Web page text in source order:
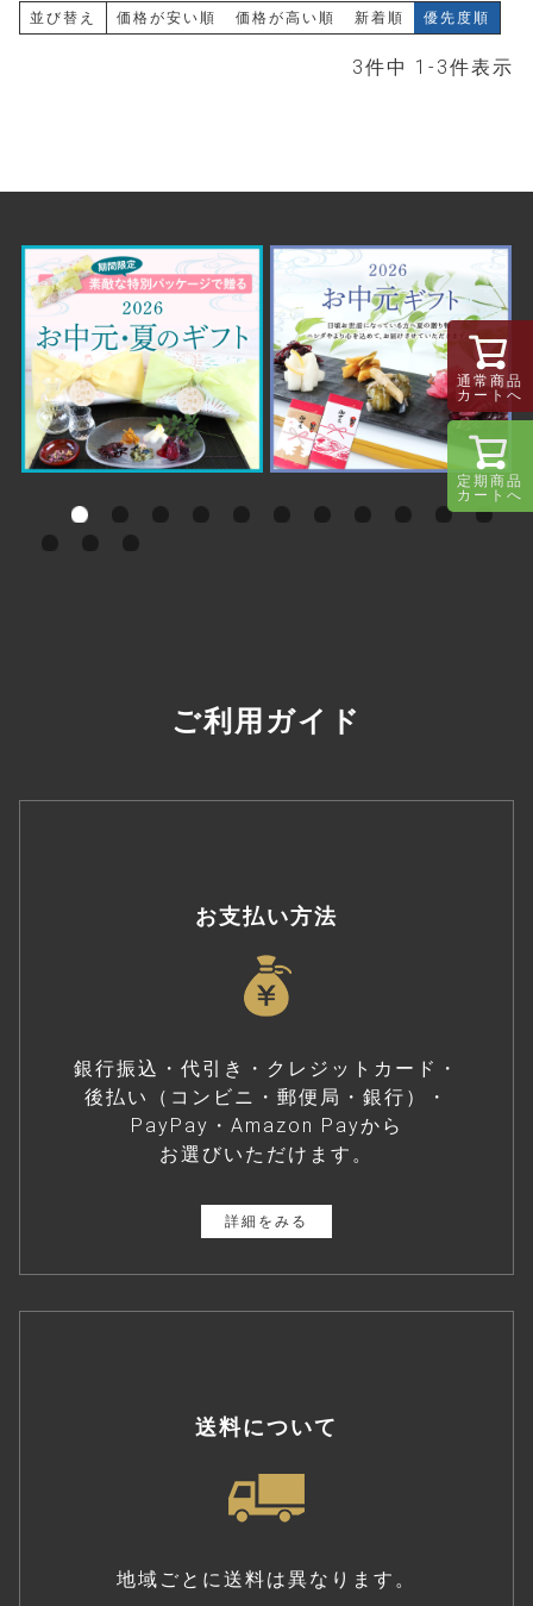
並び替え 価格が安い順 価格が高い順 新着順 優先度順
3件中 1 - 3件表示
通常商品
カートへ
定期商品
カートへ
ご利用ガイド
お支払い方法
銀行振込・代引き・クレジットカード・
後払い（コンビニ・郵便局・銀行）・
PayPay・Amazon Payから
お選びいただけます。
詳細をみる
送料について
地域ごとに送料は異なります。